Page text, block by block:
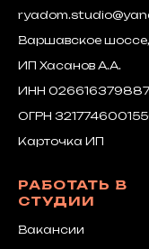
Варшавское
ИП Хасанов А.А.
ИНН 026616379887
ОГРН
Карточка ИП
РАБОТАТЬ В
СТУДИИ
Вакансии